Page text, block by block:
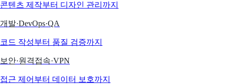
콘텐츠 제작부터 디자인 관리까지
개발·DevOps·QA
코드 작성부터 품질 검증까지
보안·원격접속·VPN
접근 제어부터 데이터 보호까지